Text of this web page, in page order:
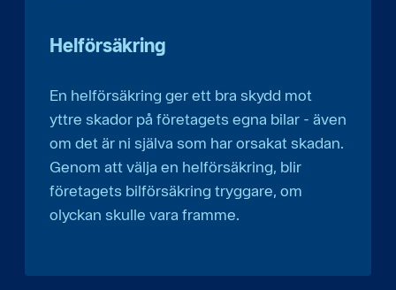
Helförsäkring
En helförsäkring ger ett bra skydd mot
yttre skador på företagets egna bilar - även
om det är ni själva som har orsakat skadan.
Genom att välja en helförsäkring, blir
företagets bilförsäkring tryggare, om
olyckan skulle vara framme.